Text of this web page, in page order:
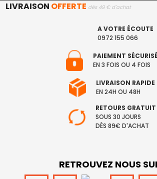
LIVRAISON OFFERTE dès 49 € d'achat
A VOTRE ÉCOUTE
0972 155 066
PAIEMENT SÉCURISÉ
EN 3 FOIS OU 4 FOIS
LIVRAISON RAPIDE
EN 24H OU 48H
RETOURS GRATUIT
SOUS 30 JOURS
DÈS 89€ D'ACHAT
RETROUVEZ NOUS